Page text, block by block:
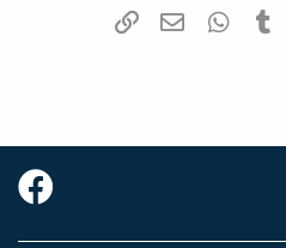
Pinterest
Tumblr
WhatsAppדואר אלקטרוני